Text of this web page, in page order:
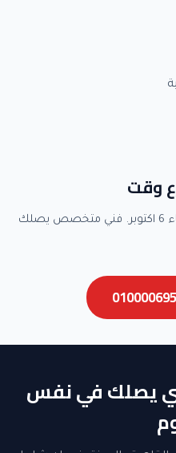
فريق صيانة مصر يغطي جميع أحياء 6 اكتوبر. فني متخصص يصلك
يصلك في نفس